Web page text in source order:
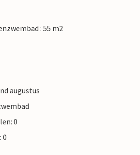
: 55 m2
augustus
0
0